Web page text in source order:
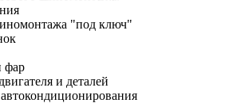
"под ключ"
фар
и деталей